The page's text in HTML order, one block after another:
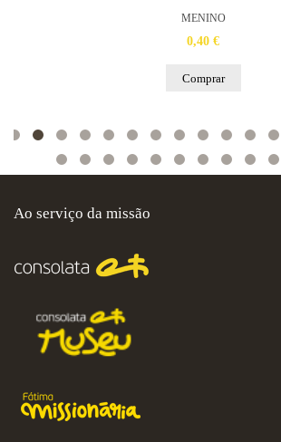
MENINO
0,40 €
Comprar
Ao serviço da missão